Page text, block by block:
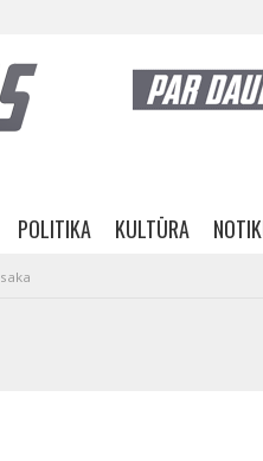
POLITIKA KULTŪRA